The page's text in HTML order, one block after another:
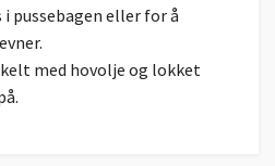
pussebagen eller for å
med hovolje og lokket